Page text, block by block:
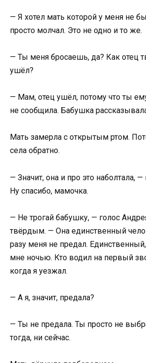
— Я хотел мать которой у меня не
просто молчал. Это не одно и то же.
— Ты меня бросаешь, да? Как отец
ушёл?
— Мам, отец ушёл, потому что ты
не сообщила. Бабушка
Мать замерла с открытым ртом.
села обратно.
— Значит, она и про это наболтала,
Ну спасибо, мамочка.
— Не трогай бабушку, — голос
твёрдым. — Она единственный
разу меня не предал.
мне ночью. Кто водил на первый
когда я уезжал.
— А я, значит, предала?
— Ты не предала. Ты просто не
тогда, ни сейчас.